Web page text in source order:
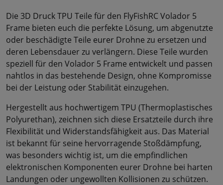
Die 3D Druck TPU Teile für den FlyFishRC Volador 5
Frame bieten euch die perfekte Lösung, um abgenutzte
oder beschädigte Teile eurer Drohne zu ersetzen und
deren Lebensdauer zu verlängern. Diese Teile wurden
speziell für den Volador 5 Frame entwickelt und passen
nahtlos in das bestehende Design, ohne Kompromisse
bei der Leistung oder Stabilität einzugehen.
Hergestellt aus hochwertigem TPU (Thermoplastisches
Polyurethan), zeichnen sich diese Ersatzteile durch ihre
Flexibilität und Widerstandsfähigkeit aus. Das Material
ist bekannt für seine hervorragende Stoßdämpfung,
was besonders wichtig ist, um die empfindlichen
elektronischen Komponenten eurer Drohne bei harten
Landungen oder ungewollten Kollisionen zu schützen.